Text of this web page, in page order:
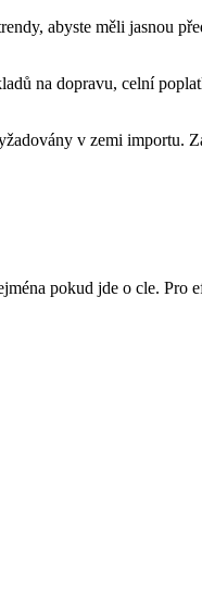
abyste měli jasnou
na dopravu, celní
v zemi importu.
pokud jde o cle.